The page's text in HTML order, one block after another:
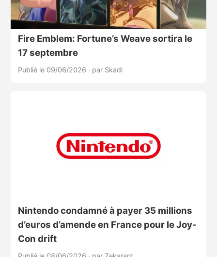
Fire Emblem: Fortune’s Weave sortira le
17 septembre
Publié le 09/06/2026 · par Skadi
Nintendo condamné à payer 35 millions
d’euros d’amende en France pour le Joy-
Con drift